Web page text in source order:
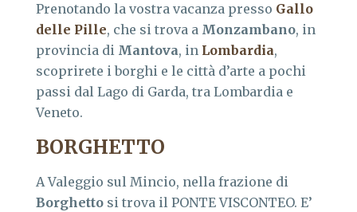
Prenotando la vostra vacanza presso Gallo
delle Pille, che si trova a Monzambano, in
provincia di Mantova, in Lombardia,
scoprirete i borghi e le città d’arte a pochi
passi dal Lago di Garda, tra Lombardia e
Veneto.
BORGHETTO
A Valeggio sul Mincio, nella frazione di
Borghetto si trova il PONTE VISCONTEO. E’